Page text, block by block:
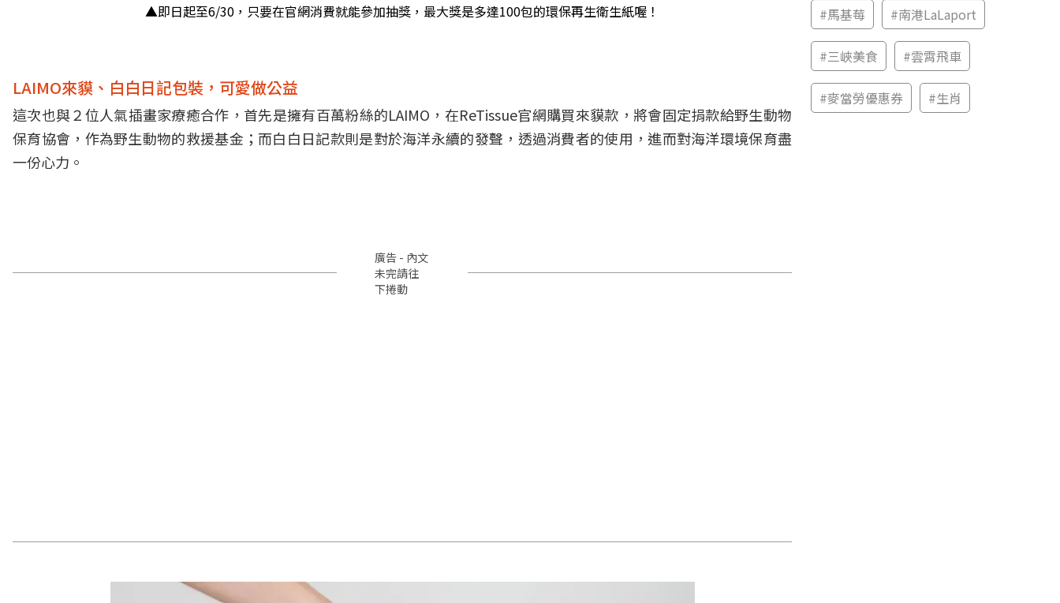
▲即日起至6/30，只要在官網消費就能參加抽獎，最大獎是多達100包的環保再生衛生紙喔！
LAIMO來貘、白白日記包裝，可愛做公益
這次也與２位人氣插畫家療癒合作，首先是擁有百萬粉絲的LAIMO，在ReTissue官網購買來貘款，將會固定捐款給野生動物
保育協會，作為野生動物的救援基金；而白白日記款則是對於海洋永續的發聲，透過消費者的使用，進而對海洋環境保育盡
一份心力。
廣告 - 內文
未完請往
下捲動
#馬基莓 #南港LaLaport
#三峽美食 #雲霄飛車
#麥當勞優惠券 #生肖